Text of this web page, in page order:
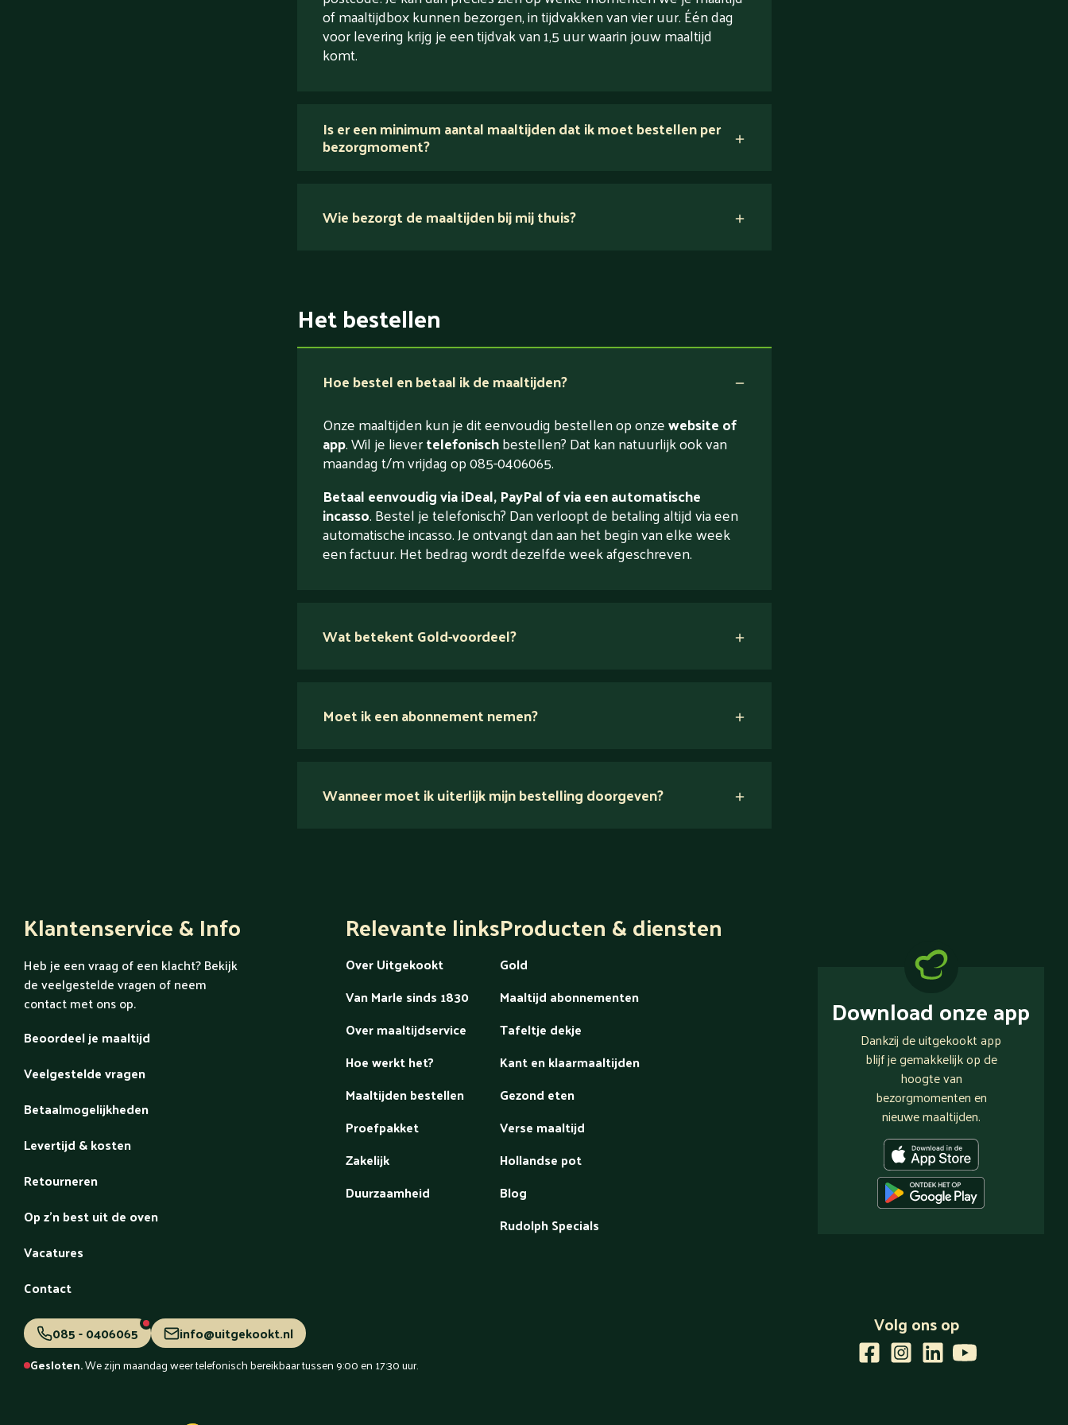
of maaltijdbox kunnen bezorgen, in tijdvakken van vier uur. Één dag
voor levering krijg je een tijdvak van 1,5 uur waarin jouw maaltijd
komt.
Is er een minimum aantal maaltijden dat ik moet bestellen per
bezorgmoment?
Wie bezorgt de maaltijden bij mij thuis?
Het bestellen
Hoe bestel en betaal ik de maaltijden?
Onze maaltijden kun je dit eenvoudig bestellen op onzewebsite of
app. Wil je lievertelefonischbestellen? Dat kan natuurlijk ook van
maandag t/m vrijdag op 085-0406065.
Betaal eenvoudig via iDeal, PayPal of via een automatische
incasso. Bestel je telefonisch? Dan verloopt de betaling altijd via een
automatische incasso. Je ontvangt dan aan het begin van elke week
een factuur. Het bedrag wordt dezelfde week afgeschreven.
Wat betekent Gold-voordeel?
Ontdek alles over Gold
Moet ik een abonnement nemen?
Wanneer moet ik uiterlijk mijn bestelling doorgeven?
Klantenservice & Info
Heb je een vraag of een klacht? Bekijk
de veelgestelde vragen of neem
contact met ons op.
Beoordeel je maaltijd
Veelgestelde vragen
Betaalmogelijkheden
Levertijd & kosten
Retourneren
Op z'n best uit de oven
Vacatures
Contact
Relevante links
Over Uitgekookt
Van Marle sinds 1830
Over maaltijdservice
Hoe werkt het?
Maaltijden bestellen
Proefpakket
Zakelijk
Duurzaamheid
Producten & diensten
Gold
Maaltijd abonnementen
Tafeltje dekje
Kant en klaarmaaltijden
Gezond eten
Verse maaltijd
Hollandse pot
Blog
Rudolph Specials
Download onze app
Dankzij de uitgekookt app
blijf je gemakkelijk op de
hoogte van
bezorgmomenten en
nieuwe maaltijden.
085 - 0406065 info@uitgekookt.nl
Gesloten.We zijn maandag weer telefonisch bereikbaar tussen 9:00 en 17:30 uur.
Volg ons op